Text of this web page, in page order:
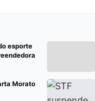
esporte
Morato